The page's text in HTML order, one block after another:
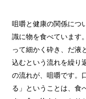
咀嚼と健康の関係につ
識に物を食べています
って細かく砕き、だ液
込むという流れを繰り
の流れが、咀嚼です。
る」ということは、食